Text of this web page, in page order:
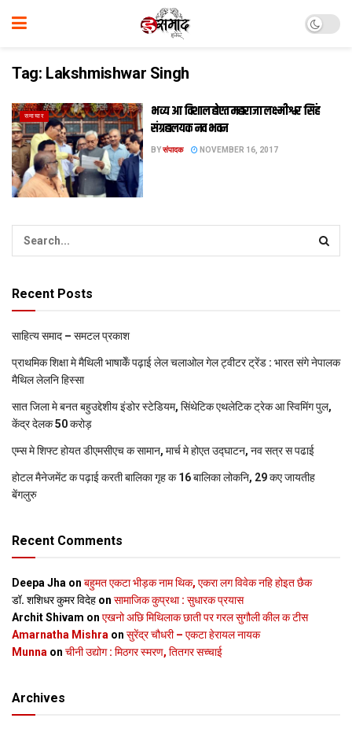
Tag: Lakshmishwar Singh
समाचार
भव्य आ विशाल होएत महाराजा लक्ष्मीश्वर सिंह
संग्रहालयक नव भवन
BYसंपादक NOVEMBER 16, 2017
Recent Posts
साहित्य समाद – समटल प्रकाश
प्राथमिक शि‍क्षा मे मैथि‍ली भाषाकेँ पढ़ाई लेल चलाओल गेल ट्वीटर ट्रेंड : भारत संगे नेपालक
मैथिल लेलनि हिस्सा
सात जिला मे बनत बहुउद्देशीय इंडोर स्‍टेडि‍यम, सिंथेटिक एथलेटिक ट्रेक आ स्विमिंग पुल,
केंद्र देलक 50 करोड़
एम्स मे शिफ्ट होयत डीएमसीएच क सामान, मार्च मे होएत उद्घाटन, नव सत्र स पढाई
होटल मैनेजमेंट क पढ़ाई करती बालिका गृह क 16 बालिका लोकनि, 29 कए जायतीह
बेंगलुरु
Recent Comments
Deepa Jha on बहुमत एकटा भीड़क नाम थिक, एकरा लग विवेक नहि होइत छैक
डॉ. शशिधर कुमर विदेह on सामाजिक कुप्रथा : सुधारक प्रयास
Archit Shivam on एखनो अछि मिथिलाक छाती पर गरल सुगौली कील क टीस
Amarnatha Mishra on सुरेंद्र चौधरी – एकटा हेरायल नायक
Munna on चीनी उद्योग : मिठगर स्‍मरण, तितगर सच्‍चाई
Archives